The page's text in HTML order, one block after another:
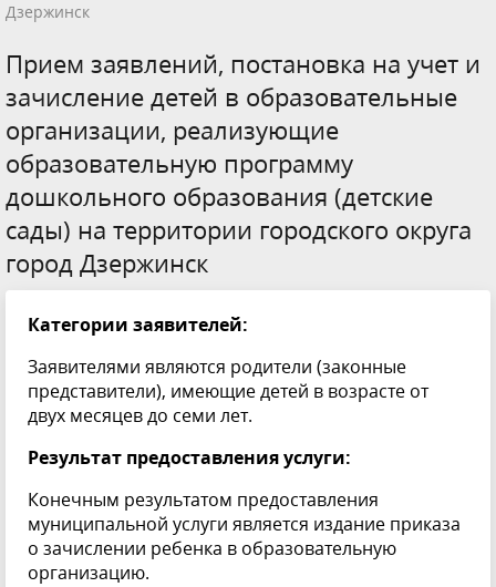
Дзержинск
Прием заявлений, постановка на учет и
зачисление детей в образовательные
организации, реализующие
образовательную программу
дошкольного образования (детские
сады) на территории городского округа
город Дзержинск
Категории заявителей:
Заявителями являются родители (законные
представители), имеющие детей в возрасте от
двух месяцев до семи лет.
Результат предоставления услуги:
Конечным результатом предоставления
муниципальной услуги является издание приказа
о зачислении ребенка в образовательную
организацию.